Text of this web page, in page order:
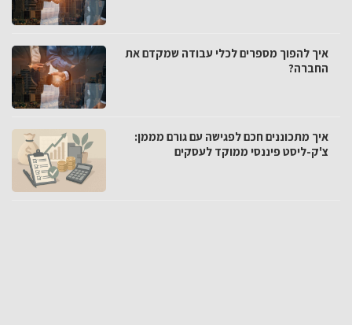
איך להפוך מספרים לכלי עבודה שמקדם את
החברה?
איך מתכוננים חכם לפגישה עם גורם מממן:
צ'ק-ליסט פיננסי ממוקד לעסקים